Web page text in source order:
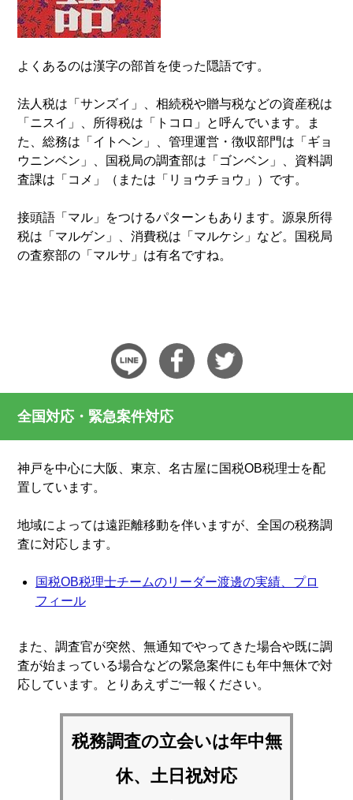
よくあるのは漢字の部首を使った隠語です。
法人税は「サンズイ」、相続税や贈与税などの資産税は
「ニスイ」、所得税は「トコロ」と呼んでいます。ま
た、総務は「イトヘン」、管理運営・徴収部門は「ギョ
ウニンベン」、国税局の調査部は「ゴンベン」、資料調
査課は「コメ」（または「リョウチョウ」）です。
接頭語「マル」をつけるパターンもあります。源泉所得
税は「マルゲン」、消費税は「マルケシ」など。国税局
の査察部の「マルサ」は有名ですね。
全国対応・緊急案件対応
神戸を中心に大阪、東京、名古屋に国税OB税理士を配
置しています。
地域によっては遠距離移動を伴いますが、全国の税務調
査に対応します。
国税OB税理士チームのリーダー渡邊の実績、プロ
フィール
また、調査官が突然、無通知でやってきた場合や既に調
査が始まっている場合などの緊急案件にも年中無休で対
応しています。とりあえずご一報ください。
税務調査の立会いは年中無
休、土日祝対応